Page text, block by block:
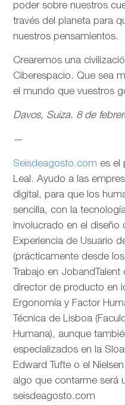
poder sobre nuestros
través del planeta para
nuestros pensamientos.
Crearemos una
Ciberespacio. Que sea
el mundo que vuestros
Davos, Suiza. 8 de
—
Seisdeagosto.com es el
Leal. Ayudo a las
digital, para que los
sencilla, con la
involucrado en el
Experiencia de Usuario
(prácticamente desde
Trabajo en
director de producto en
Ergonomía y Factor
Técnica de Lisboa
Humana), aunque
especializados en la
Edward Tufte o el
algo que contarme será
seisdeagosto.com